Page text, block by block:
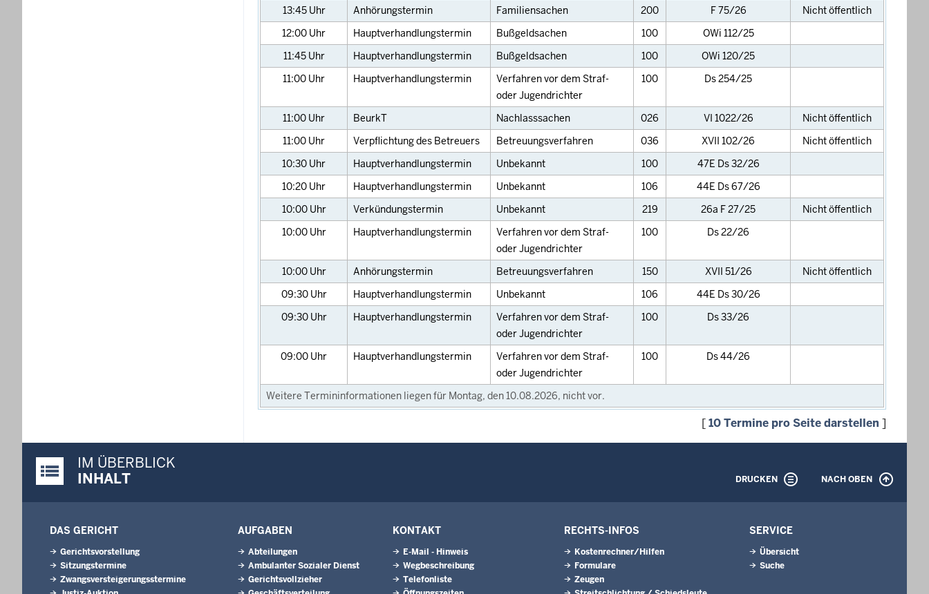
13:45 Uhr Anhörungstermin Familiensachen 200 F 75/26
Nicht öffentlich
12:00 Uhr Hauptverhandlungstermin Bußgeldsachen 100
OWi 112/25
11:45 Uhr Hauptverhandlungstermin Bußgeldsachen 100
OWi 120/25
11:00 Uhr Hauptverhandlungstermin
Verfahren vor dem Straf-
oder Jugendrichter
100 Ds 254/25
11:00 Uhr BeurkT Nachlasssachen 026 VI 1022/26
Nicht öffentlich
11:00 Uhr Verpflichtung des Betreuers Betreuungsverfahren 036 XVII 102/26
Nicht öffentlich
10:30 Uhr Hauptverhandlungstermin Unbekannt 100
47E Ds 32/26
10:20 Uhr Hauptverhandlungstermin Unbekannt 106
44E Ds 67/26
10:00 Uhr Verkündungstermin Unbekannt 219 26a F 27/25
Nicht öffentlich
10:00 Uhr Hauptverhandlungstermin
Verfahren vor dem Straf-
oder Jugendrichter
100 Ds 22/26
10:00 Uhr Anhörungstermin Betreuungsverfahren 150 XVII 51/26
Nicht öffentlich
09:30 Uhr Hauptverhandlungstermin Unbekannt 106
44E Ds 30/26
09:30 Uhr Hauptverhandlungstermin
Verfahren vor dem Straf-
oder Jugendrichter
100 Ds 33/26
09:00 Uhr Hauptverhandlungstermin
Verfahren vor dem Straf-
oder Jugendrichter
100 Ds 44/26
Weitere Termininformationen liegen für Montag, den 10.08.2026, nicht vor.
[10 Termine pro Seite darstellen ]
Justiz-Portal im Überblick:
IM ÜBERBLICK
INHALT
DRUCKEN NACH OBEN
DAS GERICHT
Gerichtsvorstellung
Sitzungstermine
Zwangsversteigerungsstermine
AUFGABEN
Abteilungen
Ambulanter Sozialer Dienst
Gerichtsvollzieher
KONTAKT
E-Mail - Hinweis
Wegbeschreibung
Telefonliste
RECHTS-INFOS
Kostenrechner/Hilfen
Formulare
Zeugen
SERVICE
Übersicht
Suche